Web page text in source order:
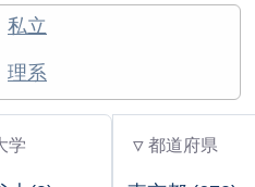
私立
理系
学 ▽ 都道府県